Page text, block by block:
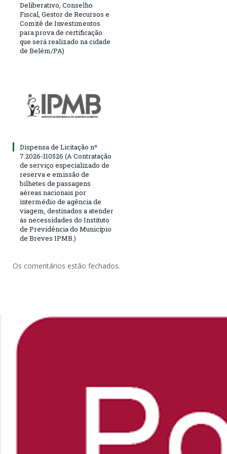
Deliberativo, Conselho
Fiscal, Gestor de Recursos e
Comitê de Investimentos
para prova de certificação
que será realizado na cidade
de Belém/PA)
Dispensa de Licitação nº
7.2026-110526 (A Contratação
de serviço especializado de
reserva e emissão de
bilhetes de passagens
aéreas nacionais por
intermédio de agência de
viagem, destinados a atender
às necessidades do Instituto
de Previdência do Município
de Breves IPMB.)
Os comentários estão fechados.